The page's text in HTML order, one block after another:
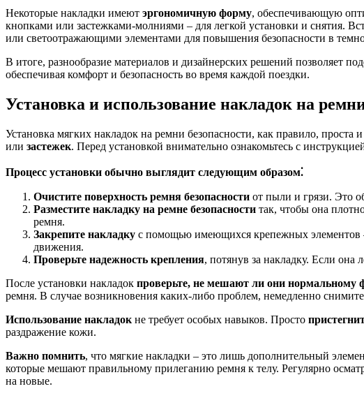
Некоторые накладки имеют эргономичную форму, обеспечивающую
кнопками или застежками-молниями – для легкой установки и снятия.
или светоотражающими элементами для повышения безопасности в
В итоге, разнообразие материалов и дизайнерских решений позволяет
обеспечивая комфорт и безопасность во время каждой поездки.
Установка и использование накладок на
Установка мягких накладок на ремни безопасности, как правило,
или застежек. Перед установкой внимательно ознакомьтесь с
Процесс установки обычно выглядит следующим образом⁚
Очистите поверхность ремня безопасности от пыли и грязи. Это
Разместите накладку на ремне безопасности так, чтобы она
ремня.
Закрепите накладку с помощью имеющихся крепежных элементов –
движения.
Проверьте надежность крепления, потянув за накладку. Если она
После установки накладок проверьте, не мешают ли они нормальному
ремня. В случае возникновения каких-либо проблем, немедленно
Использование накладок не требует особых навыков. Просто
раздражение кожи.
Важно помнить, что мягкие накладки – это лишь дополнительный
которые мешают правильному прилеганию ремня к телу. Регулярно
на новые.